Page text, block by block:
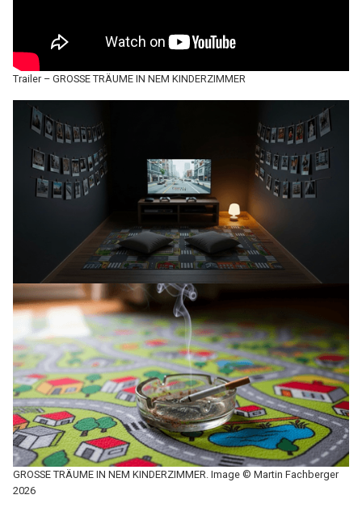
Trailer – GROSSE TRÄUME IN NEM KINDERZIMMER
GROSSE TRÄUME IN NEM KINDERZIMMER. Image © Martin Fachberger
2026